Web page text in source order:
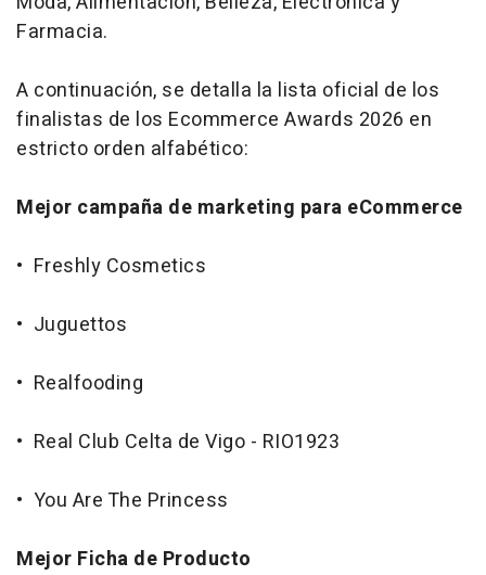
Farmacia.
A continuación, se detalla la lista oficial de los
finalistas de los Ecommerce Awards 2026 en
estricto orden alfabético:
Mejor campaña de marketing para eCommerce
• Freshly Cosmetics
• Juguettos
• Realfooding
• Real Club Celta de Vigo - RIO1923
• You Are The Princess
Mejor Ficha de Producto